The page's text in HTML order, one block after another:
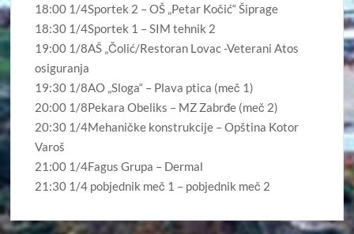
18:00 1/4Sportek 2 – OŠ „Petar Kočić“ Šiprage
18:30 1/4Sportek 1 – SIM tehnik 2
19:00 1/8AŠ „Čolić/Restoran Lovac -Veterani Atos
osiguranja
19:30 1/8AO „Sloga“ – Plava ptica (meč 1)
20:00 1/8Pekara Obeliks – MZ Zabrđe (meč 2)
20:30 1/4Mehaničke konstrukcije – Opština Kotor
Varoš
21:00 1/4Fagus Grupa – Dermal
21:30 1/4 pobjednik meč 1 – pobjednik meč 2